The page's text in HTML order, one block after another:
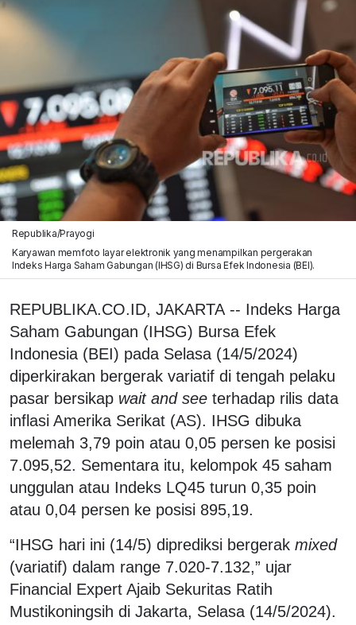
Republika/Prayogi
Karyawan memfoto layar elektronik yang menampilkan pergerakan
Indeks Harga Saham Gabungan (IHSG) di Bursa Efek Indonesia (BEI).
REPUBLIKA.CO.ID, JAKARTA -- Indeks Harga
Saham Gabungan (IHSG) Bursa Efek
Indonesia (BEI) pada Selasa (14/5/2024)
diperkirakan bergerak variatif di tengah pelaku
pasar bersikap wait and see terhadap rilis data
inflasi Amerika Serikat (AS). IHSG dibuka
melemah 3,79 poin atau 0,05 persen ke posisi
7.095,52. Sementara itu, kelompok 45 saham
unggulan atau Indeks LQ45 turun 0,35 poin
atau 0,04 persen ke posisi 895,19.
“IHSG hari ini (14/5) diprediksi bergerak mixed
(variatif) dalam range 7.020-7.132,” ujar
Financial Expert Ajaib Sekuritas Ratih
Mustikoningsih di Jakarta, Selasa (14/5/2024).